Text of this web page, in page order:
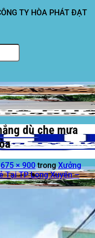
TY HÒA PHÁT ĐẠT
dù che mưa
675 × 900trongXưởng
Tại TP Long Xuyên –